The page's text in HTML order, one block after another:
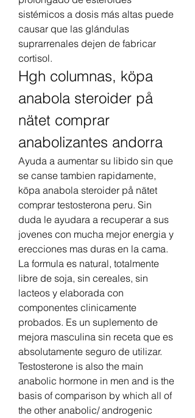
sistémicos a dosis más altas puede
causar que las glándulas
suprarrenales dejen de fabricar
cortisol.
Hgh columnas, köpa
anabola steroider på
nätet comprar
anabolizantes andorra
Ayuda a aumentar su libido sin que
se canse tambien rapidamente,
köpa anabola steroider på nätet
comprar testosterona peru. Sin
duda le ayudara a recuperar a sus
jovenes con mucha mejor energia y
erecciones mas duras en la cama.
La formula es natural, totalmente
libre de soja, sin cereales, sin
lacteos y elaborada con
componentes clinicamente
probados. Es un suplemento de
mejora masculina sin receta que es
absolutamente seguro de utilizar.
Testosterone is also the main
anabolic hormone in men and is the
basis of comparison by which all of
the other anabolic/ androgenic